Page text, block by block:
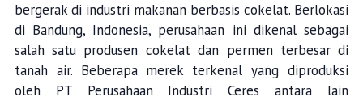
bergerak di industri makanan berbasis cokelat. Berlokasi
di Bandung, Indonesia, perusahaan ini dikenal sebagai
salah satu produsen cokelat dan permen terbesar di
tanah air. Beberapa merek terkenal yang diproduksi
oleh PT Perusahaan Industri Ceres antara lain